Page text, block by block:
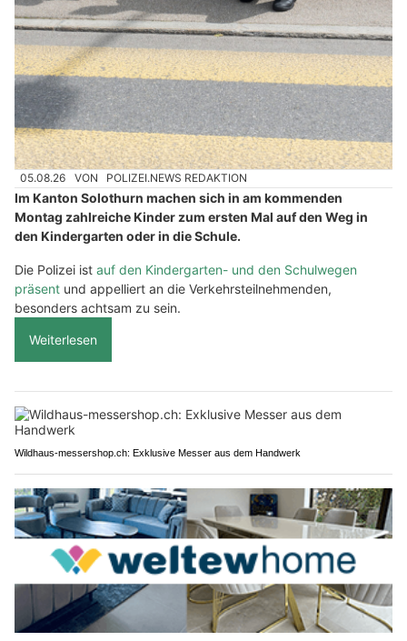
05.08.26 VON POLIZEI.NEWS REDAKTION
Im Kanton Solothurn machen sich in am kommenden
Montag zahlreiche Kinder zum ersten Mal auf den Weg in
den Kindergarten oder in die Schule.
Die Polizei ist auf den Kindergarten- und den Schulwegen
präsent und appelliert an die Verkehrsteilnehmenden,
besonders achtsam zu sein.
Weiterlesen
Wildhaus-messershop.ch: Exklusive Messer aus dem Handwerk